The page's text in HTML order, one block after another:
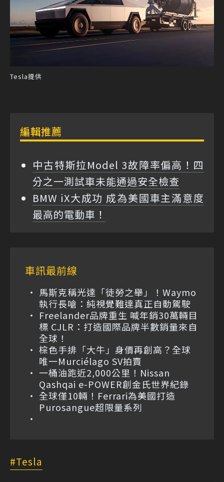
Tesla提供
編輯推薦
中古特斯拉Model 3故障率偏高！四
分之一測試車未能通過安全檢查
BMW iX大成功 成為美國車主滿意度
最高的電動車！
車訊最前線
馬斯克稱光達「徒勞之舉」！Waymo
執行長嗆：純視覺難達真正自動駕駛
Freelander品牌重生 喊年銷30萬輛目
標 CJLR：打造國際品牌半數銷量來自
全球！
棕色手排「大牛」身價再創高？全球
唯一Murciélago SV拍賣
一桶油跑近2,000公里！Nissan
Qashqai e-POWER創金氏世界紀錄
全球僅10輛！Ferrari為美國打造
Purosangue超限量系列
Tesla